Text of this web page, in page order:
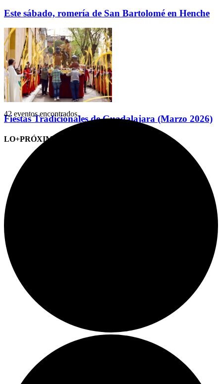
Este sábado, romería de San Bartolomé en Henche
Fiestas Tradicionales de Guadalajara (Marzo 2026)
LO+PRÓXIMO (CITAS)
42 eventos encontrados.